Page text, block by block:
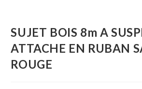
SUJET BOIS 8m A
ATTACHE EN RUBAN
ROUGE